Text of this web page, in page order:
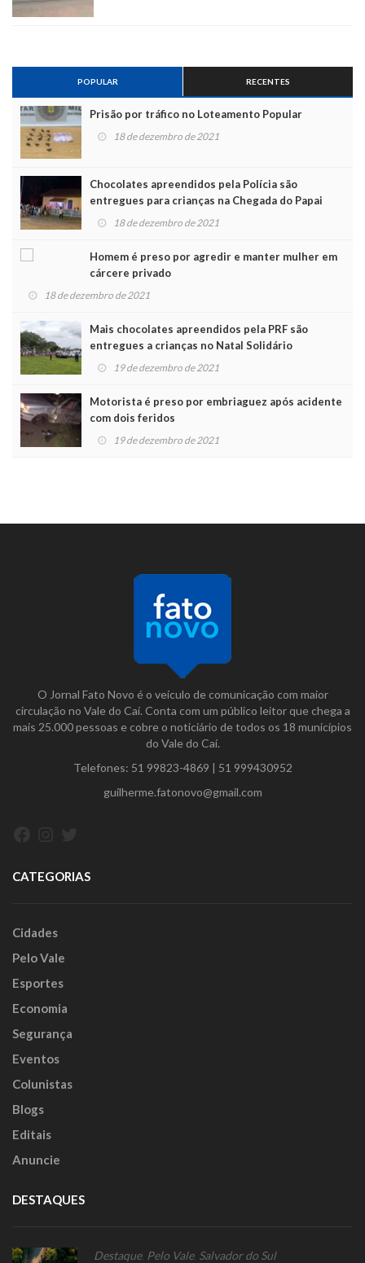
POPULAR RECENTES
Prisão por tráfico no Loteamento Popular
18 de dezembro de 2021
Chocolates apreendidos pela Polícia são
entregues para crianças na Chegada do Papai
Noel 18 de dezembro de 2021
Homem é preso por agredir e manter mulher em
cárcere privado
18 de dezembro de 2021
Mais chocolates apreendidos pela PRF são
entregues a crianças no Natal Solidário
19 de dezembro de 2021
Motorista é preso por embriaguez após acidente
com dois feridos
19 de dezembro de 2021
O Jornal Fato Novo é o veículo de comunicação com maior
circulação no Vale do Caí. Conta com um público leitor que chega a
mais 25.000 pessoas e cobre o noticiário de todos os 18 municípios
do Vale do Caí.
Telefones: 51 99823-4869 | 51 999430952
guilherme.fatonovo@gmail.com
CATEGORIAS
Cidades
Pelo Vale
Esportes
Economia
Segurança
Eventos
Colunistas
Blogs
Editais
Anuncie
DESTAQUES
Destaque, Pelo Vale, Salvador do Sul